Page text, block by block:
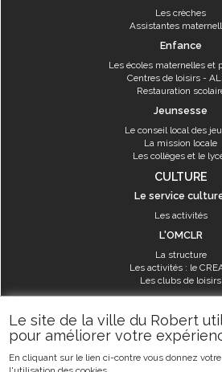
Le site de la ville du Robert
pour améliorer votre
En cliquant sur le lien ci-contre vous donnez
Les crèches
Assistantes
Enfance
Les écoles maternelles et
Centres de loisirs -
Restauration
Jeunsesse
Le conseil local des
La mission locale
Les collèges et le
CULTURE
Le service
Les activités
L'OMCLR
La structure
Les activités : le
Les clubs de loisirs
SPORT
Les équipements
Les aménagements
Les activités